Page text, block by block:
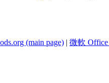
(main page) | 微軟